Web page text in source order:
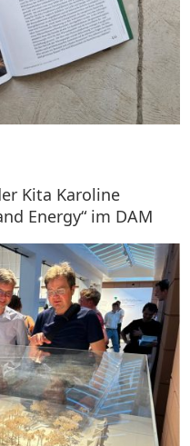
Kita Karoline
Energy“ im DAM